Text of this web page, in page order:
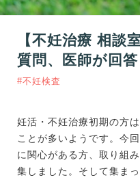
【不妊治療 相談
質問、医師が回
#不妊検査
妊活・不妊治療初期の方
ことが多いようです。今
に関心がある方、取り組
集しました。そして集ま